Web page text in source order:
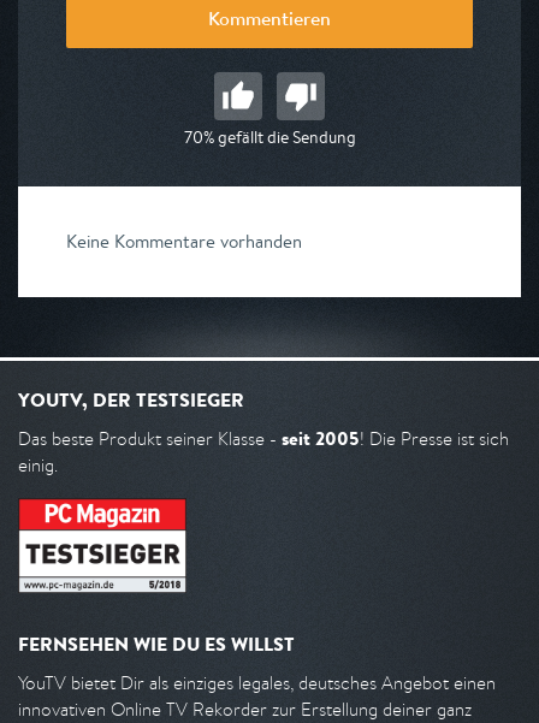
Kommentieren
70% gefällt die Sendung
Keine Kommentare vorhanden
YOUTV, DER TESTSIEGER
Das beste Produkt seiner Klasse - seit 2005! Die Presse ist sich
einig.
FERNSEHEN WIE DU ES WILLST
YouTV bietet Dir als einziges legales, deutsches Angebot einen
innovativen Online TV Rekorder zur Erstellung deiner ganz